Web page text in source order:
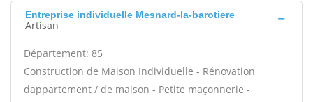
Entreprise individuelle Mesnard-la-barotiere
Artisan
Département: 85
Construction de Maison Individuelle - Rénovation
dappartement / de maison - Petite maçonnerie -